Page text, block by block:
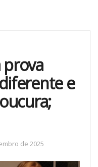
prova
e
de 2025